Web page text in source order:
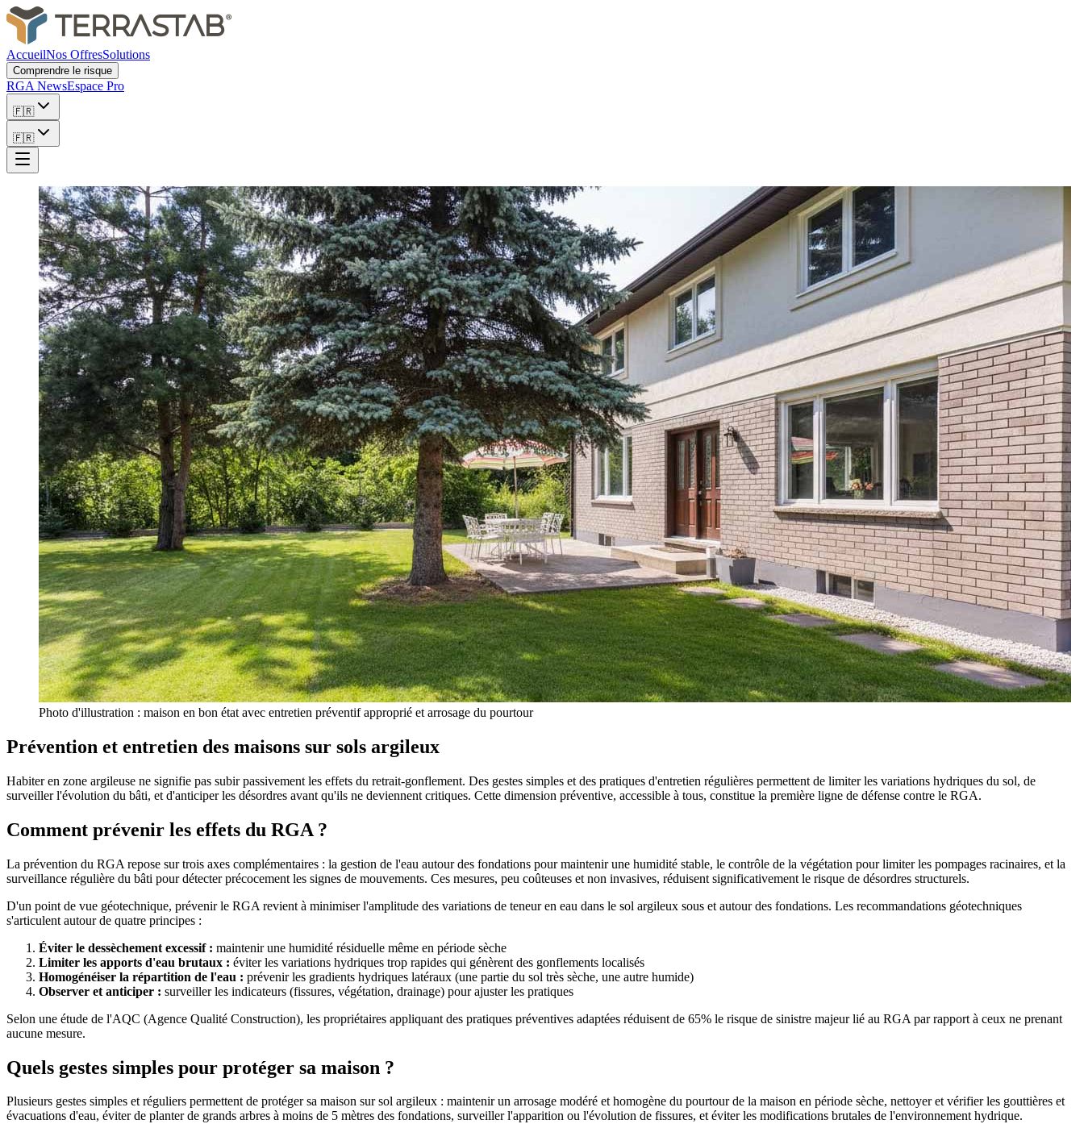
AccueilNos OffresSolutions
Comprendre le risque
RGA NewsEspace Pro
🇫🇷
🇫🇷
Photo d'illustration : maison en bon état avec entretien préventif approprié et arrosage du pourtour
Prévention et entretien des maisons sur sols argileux
Habiter en zone argileuse ne signifie pas subir passivement les effets du retrait-gonflement. Des gestes simples et des pratiques d'entretien régulières permettent de limiter les variations hydriques du sol, de
surveiller l'évolution du bâti, et d'anticiper les désordres avant qu'ils ne deviennent critiques. Cette dimension préventive, accessible à tous, constitue la première ligne de défense contre le RGA.
Comment prévenir les effets du RGA ?
La prévention du RGA repose sur trois axes complémentaires : la gestion de l'eau autour des fondations pour maintenir une humidité stable, le contrôle de la végétation pour limiter les pompages racinaires, et la
surveillance régulière du bâti pour détecter précocement les signes de mouvements. Ces mesures, peu coûteuses et non invasives, réduisent significativement le risque de désordres structurels.
D'un point de vue géotechnique, prévenir le RGA revient à minimiser l'amplitude des variations de teneur en eau dans le sol argileux sous et autour des fondations. Les recommandations géotechniques
s'articulent autour de quatre principes :
Éviter le dessèchement excessif : maintenir une humidité résiduelle même en période sèche
Limiter les apports d'eau brutaux : éviter les variations hydriques trop rapides qui génèrent des gonflements localisés
Homogénéiser la répartition de l'eau : prévenir les gradients hydriques latéraux (une partie du sol très sèche, une autre humide)
Observer et anticiper : surveiller les indicateurs (fissures, végétation, drainage) pour ajuster les pratiques
Selon une étude de l'AQC (Agence Qualité Construction), les propriétaires appliquant des pratiques préventives adaptées réduisent de 65% le risque de sinistre majeur lié au RGA par rapport à ceux ne prenant
aucune mesure.
Quels gestes simples pour protéger sa maison ?
Plusieurs gestes simples et réguliers permettent de protéger sa maison sur sol argileux : maintenir un arrosage modéré et homogène du pourtour de la maison en période sèche, nettoyer et vérifier les gouttières et
évacuations d'eau, éviter de planter de grands arbres à moins de 5 mètres des fondations, surveiller l'apparition ou l'évolution de fissures, et éviter les modifications brutales de l'environnement hydrique.